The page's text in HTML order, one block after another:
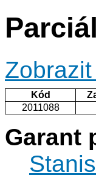
Kód
2011088
Garant